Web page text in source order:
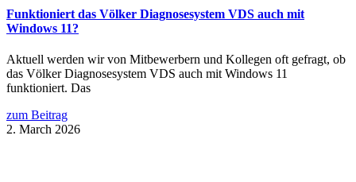
Funktioniert das Völker Diagnosesystem VDS auch mit
Windows 11?
Aktuell werden wir von Mitbewerbern und Kollegen oft gefragt, ob
das Völker Diagnosesystem VDS auch mit Windows 11
funktioniert. Das
zum Beitrag
2. March 2026